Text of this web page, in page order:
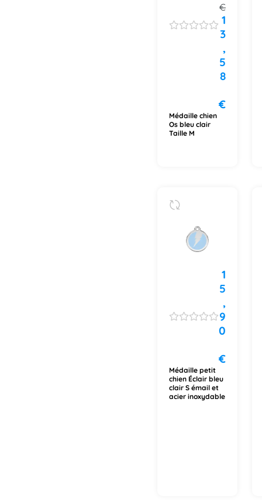
€
1
3
,
5
8
€
Médaille chien
Os bleu clair
Taille M
1
5
,
9
0
€
Médaille petit
chien Éclair bleu
clair S émail et
acier inoxydable